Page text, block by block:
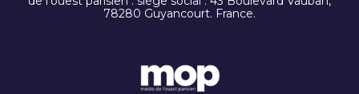
78280 Guyancourt. France.